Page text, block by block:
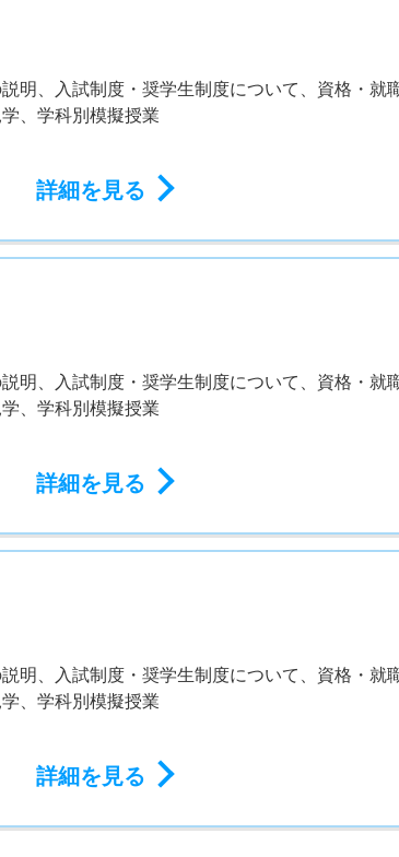
明、入試制度・奨学生制度について、資格・就
、学科別模擬授業
詳細を見る
明、入試制度・奨学生制度について、資格・就
、学科別模擬授業
詳細を見る
明、入試制度・奨学生制度について、資格・就
、学科別模擬授業
詳細を見る